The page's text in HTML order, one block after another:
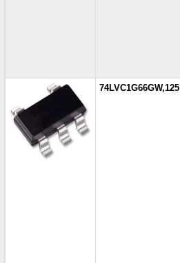
74LVC1G66GW,125